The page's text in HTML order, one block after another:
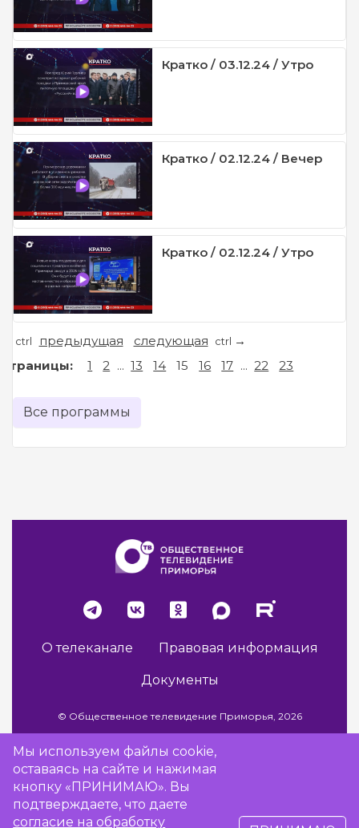
Кратко / 03.12.24 / Утро
Кратко / 02.12.24 / Вечер
Кратко / 02.12.24 / Утро
ctrl предыдущая следующая ctrl →
Страницы: 1 2 ... 13 14 15 16 17 ... 22 23
Все программы
О телеканале Правовая информация
Документы
© Общественное телевидение Приморья, 2026
Разработка сайта -Vladweb
Мы используем файлы cookie,
оставаясь на сайте и нажимая
кнопку «ПРИНИМАЮ». Вы
подтверждаете, что даете
согласие на обработку